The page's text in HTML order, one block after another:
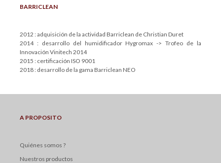
BARRICLEAN
2012 : adquisición de la actividad Barriclean de Christian Duret
2014 : desarrollo del humidificador Hygromax -> Trofeo de la
Innovación Vinitech 2014
2015 : certificación ISO 9001
2018 : desarrollo de la gama Barriclean NEO
A PROPOSITO
Quiénes somos ?
Nuestros productos